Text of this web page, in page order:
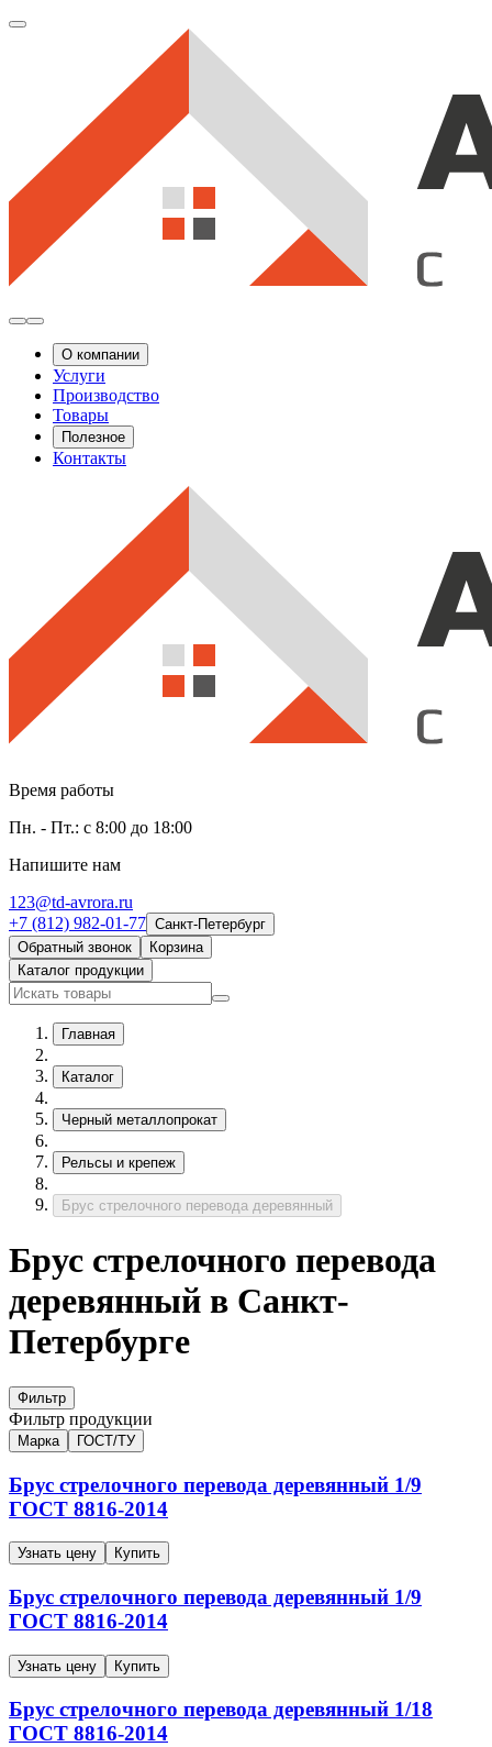
О компании
Услуги
Производство
Товары
Полезное
Контакты
Время работы
Пн. - Пт.: с 8:00 до 18:00
Напишите нам
123@td-avrora.ru
+7 (812) 982-01-77 Санкт-Петербург
Обратный звонок
Корзина
Каталог продукции
Главная
Каталог
Черный металлопрокат
Рельсы и крепеж
Брус стрелочного перевода деревянный
Брус стрелочного перевода
деревянный в Санкт-
Петербурге
Фильтр
Фильтр продукции
Марка ГОСТ/ТУ
Брус стрелочного перевода деревянный 1/9
ГОСТ 8816-2014
Узнать цену Купить
Брус стрелочного перевода деревянный 1/9
ГОСТ 8816-2014
Узнать цену Купить
Брус стрелочного перевода деревянный 1/18
ГОСТ 8816-2014